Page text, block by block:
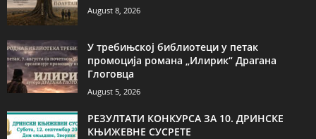
August 8, 2026
У требињској библиотеци у петак
промоција романа „Илирик“ Драгана
Глоговца
August 5, 2026
РЕЗУЛТАТИ КОНКУРСА ЗА 10. ДРИНСКЕ
КЊИЖЕВНЕ СУСРЕТЕ